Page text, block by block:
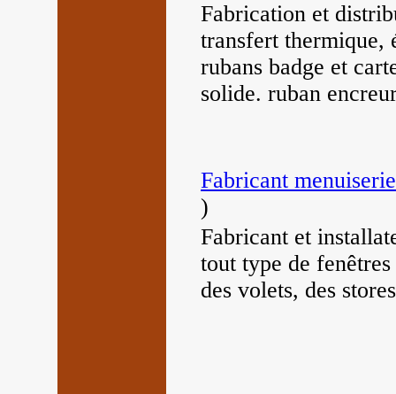
Fabrication et
transfert thermique,
rubans badge et
solide. ruban
Fabricant menuiserie
)
Fabricant et
tout type de
des volets, des